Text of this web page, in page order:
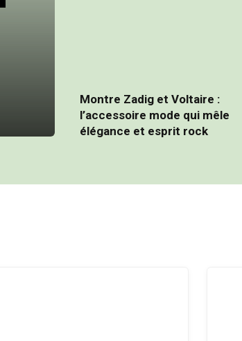
Montre Zadig et Voltaire :
l’accessoire mode qui mêle
élégance et esprit rock